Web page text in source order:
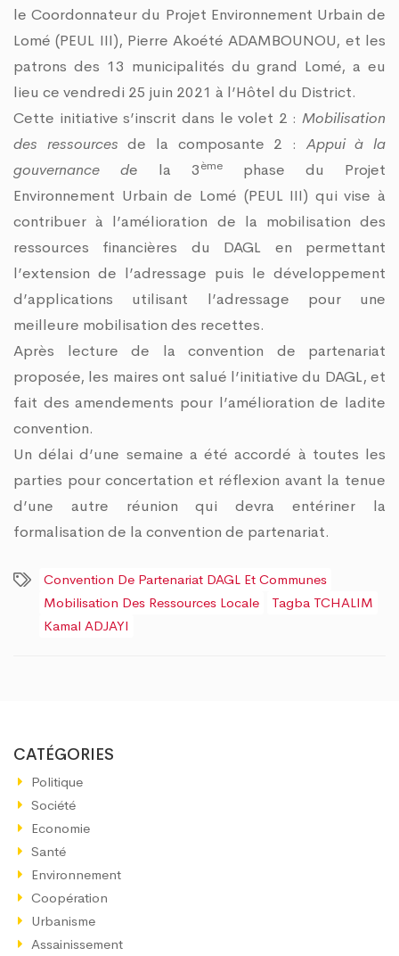
le Coordonnateur du Projet Environnement Urbain de
Lomé (PEUL III), Pierre Akoété ADAMBOUNOU, et les
patrons des 13 municipalités du grand Lomé, a eu
lieu ce vendredi 25 juin 2021 à l’Hôtel du District.
Cette initiative s’inscrit dans le volet 2 : Mobilisation
des ressourcesde la composante 2 : Appui à la
gouvernance de la 3ème
phase du Projet
Environnement Urbain de Lomé (PEUL III) qui vise à
contribuer à l’amélioration de la mobilisation des
ressources financières du DAGL en permettant
l’extension de l’adressage puis le développement
d’applications utilisant l’adressage pour une
meilleure mobilisation des recettes.
Après lecture de la convention de partenariat
proposée, les maires ont salué l’initiative du DAGL, et
fait des amendements pour l’amélioration de ladite
convention.
Un délai d’une semaine a été accordé à toutes les
parties pour concertation et réflexion avant la tenue
d’une autre réunion qui devra entériner la
formalisation de la convention de partenariat.
Convention De Partenariat DAGL Et Communes
Mobilisation Des Ressources Locale
Tagba TCHALIM
Kamal ADJAYI
CATÉGORIES
Politique
Société
Economie
Santé
Environnement
Coopération
Urbanisme
Assainissement